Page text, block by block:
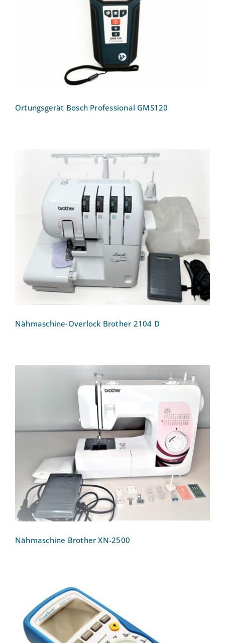
Ortungsgerät Bosch Professional
GMS120
Ortungsgerät Bosch Professional GMS120
Nähmaschine-Overlock Brother 2104 D
Nähmaschine-Overlock Brother 2104 D
Nähmaschine Brother XN-2500
Nähmaschine Brother XN-2500